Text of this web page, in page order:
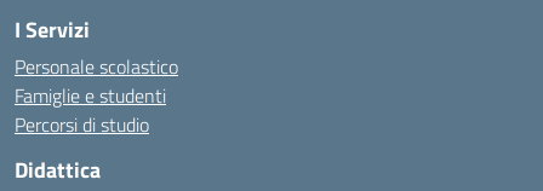
I Servizi
Personale scolastico
Famiglie e studenti
Percorsi di studio
Didattica